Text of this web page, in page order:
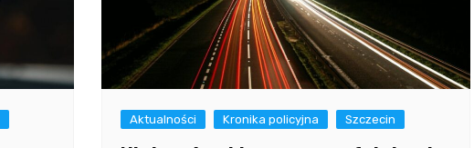
Aktualności Kronika policyjna Szczecin